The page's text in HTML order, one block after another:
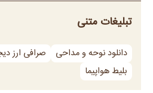
تبلیغات متنی
دانلود نوحه و مداحی صرافی ارز
بلیط هواپیما